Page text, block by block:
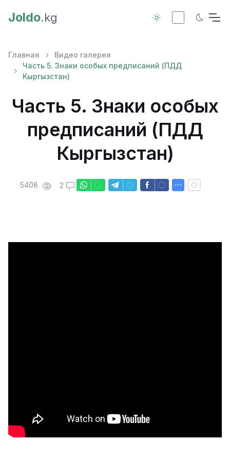
Joldo.kg
Главная
Видео галерея
Часть 5. Знаки особых предписаний (ПДД
Кыргызстан)
Часть 5. Знаки особых
предписаний (ПДД
Кыргызстан)
5408 2